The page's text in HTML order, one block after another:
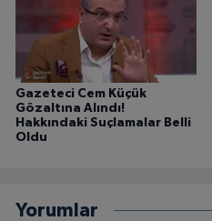
Gazeteci Cem Küçük
Gözaltına Alındı!
Hakkındaki Suçlamalar Belli
Oldu
Yorumlar